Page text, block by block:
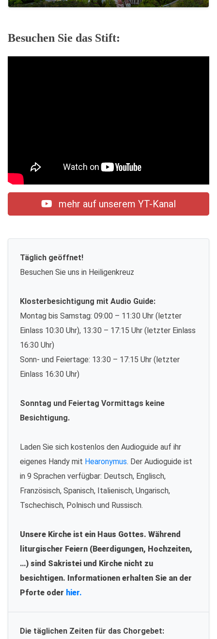
Besuchen Sie das Stift:
mehr auf unserem YT-Kanal
Täglich geöffnet!
Besuchen Sie uns in Heiligenkreuz
Klosterbesichtigung mit Audio Guide:
Montag bis Samstag: 09:00 – 11:30 Uhr (letzter
Einlass 10:30 Uhr), 13:30 – 17:15 Uhr (letzter Einlass
16:30 Uhr)
Sonn- und Feiertage: 13:30 – 17:15 Uhr (letzter
Einlass 16:30 Uhr)
Sonntag und Feiertag Vormittags keine
Besichtigung.
Laden Sie sich kostenlos den Audioguide auf ihr
eigenes Handy mit Hearonymus. Der Audioguide ist
in 9 Sprachen verfügbar: Deutsch, Englisch,
Französisch, Spanisch, Italienisch, Ungarisch,
Tschechisch, Polnisch und Russisch.
Unsere Kirche ist ein Haus Gottes. Während
liturgischer Feiern (Beerdigungen, Hochzeiten,
…) sind Sakristei und Kirche nicht zu
besichtigen. Informationen erhalten Sie an der
Pforte oder hier.
Die täglichen Zeiten für das Chorgebet: